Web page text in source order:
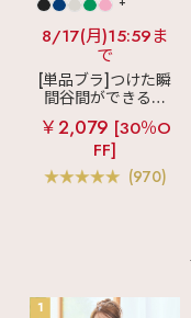
8/17(月)15:59ま
で
[単品ブラ]つけた瞬
間谷間ができるシ
ームレスブラ
超
盛ブラ(R) シームレ
ス 単品ブラジャー
￥2,079 [30％O
FF]
(970)
1